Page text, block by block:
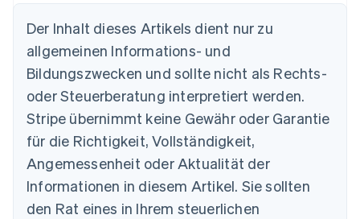
Der Inhalt dieses Artikels dient nur zu
allgemeinen Informations- und
Bildungszwecken und sollte nicht als Rechts-
oder Steuerberatung interpretiert werden.
Stripe übernimmt keine Gewähr oder Garantie
für die Richtigkeit, Vollständigkeit,
Angemessenheit oder Aktualität der
Informationen in diesem Artikel. Sie sollten
den Rat eines in Ihrem steuerlichen
Australien
English
Nederlands FrançaisDeutschEnglish
Brasilien
English
Bulgarien
English
Dänemark